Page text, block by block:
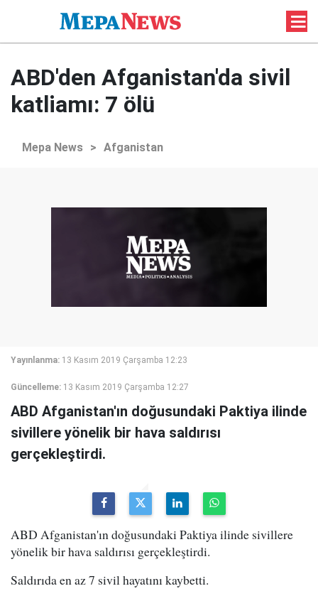
ABD'den Afganistan'da sivil
katliamı: 7 ölü
Mepa News > Afganistan
Yayınlanma: 13 Kasım 2019 Çarşamba 12:23
Güncelleme: 13 Kasım 2019 Çarşamba 12:27
ABD Afganistan'ın doğusundaki Paktiya ilinde
sivillere yönelik bir hava saldırısı
gerçekleştirdi.
ABD Afganistan'ın doğusundaki Paktiya ilinde sivillere
yönelik bir hava saldırısı gerçekleştirdi.
Saldırıda en az 7 sivil hayatını kaybetti.